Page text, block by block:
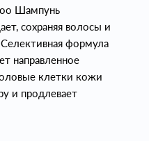
Шампунь
сохраняя волосы и
формула
направленное
клетки кожи
и продлевает